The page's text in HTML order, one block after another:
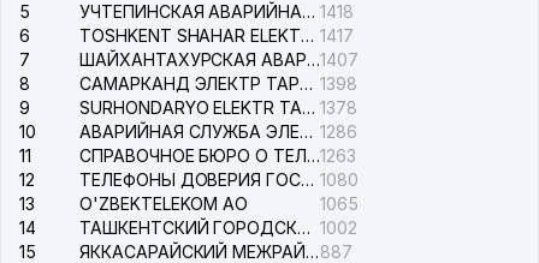
5
УЧТЕПИНСКАЯ АВАРИЙНАЯ СЛУЖБА ЭЛЕКТРОСЕТИ 1418
6
TOSHKENT SHAHAR ELEKTR TARMOQLARI KORXONASI АО 1417
7
ШАЙХАНТАХУРСКАЯ АВАРИЙНАЯ СЛУЖБА ЭЛЕКТРОСЕТИ1407
8
САМАРКАНД ЭЛЕКТР ТАРМОКЛАРИ АО 1398
9
SURHONDARYO ELEKTR TARMOKLARI АО 1378
10
АВАРИЙНАЯ СЛУЖБА ЭЛЕКТРОСЕТИ ТАШКЕНТСКОГО РАЙОНА 1286
11
СПРАВОЧНОЕ БЮРО О ТЕЛЕФОНАХ ОРГАНИЗАЦИЙ г. ТАШКЕНТА1263
12
ТЕЛЕФОНЫ ДОВЕРИЯ ГОСУДАРСТВЕННОГО ЦЕНТРА ТЕСТИРОВАНИЯ 1080
13
O'ZBEKTELEKOM АО
1065
14
ТАШКЕНТСКИЙ ГОРОДСКОЙ СУД ПО ГРАЖДАНСКИМ ДЕЛАМ 1002
15
ЯККАСАРАЙСКИЙ МЕЖРАЙОННЫЙ СУД ПО ГРАЖДАНСКИМ ДЕЛАМ887